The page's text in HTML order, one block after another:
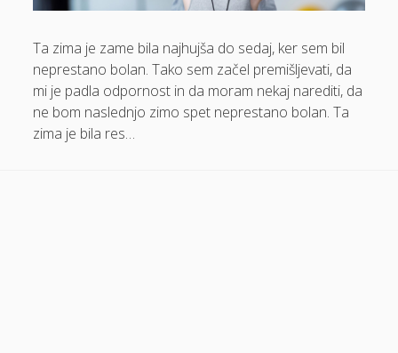
Domače olivno olje
Električna energija cena
Elektricna polnilnica
Energetika
Espd
Ta zima je zame bila najhujša do sedaj, ker sem bil
neprestano bolan. Tako sem začel premišljevati, da
mi je padla odpornost in da moram nekaj narediti, da
ne bom naslednjo zimo spet neprestano bolan. Ta
zima je bila res…